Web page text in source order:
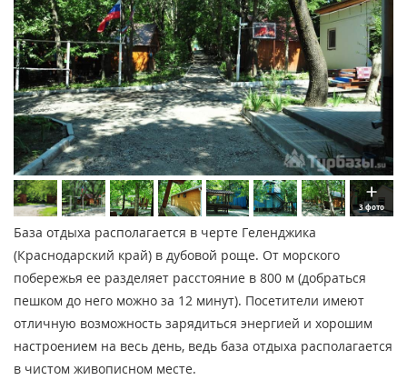
3 фото
База отдыха располагается в черте Геленджика
(Краснодарский край) в дубовой роще. От морского
побережья ее разделяет расстояние в 800 м (добраться
пешком до него можно за 12 минут). Посетители имеют
отличную возможность зарядиться энергией и хорошим
настроением на весь день, ведь база отдыха располагается
в чистом живописном месте.